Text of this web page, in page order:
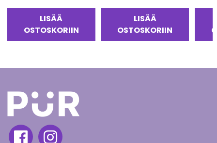
LISÄÄ
OSTOSKORIIN
LISÄÄ
OSTOSKORIIN